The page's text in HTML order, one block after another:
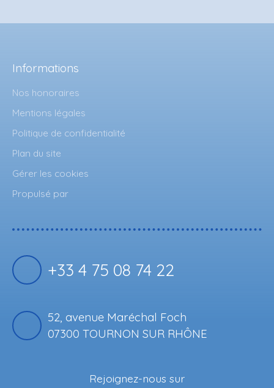
Informations
Nos honoraires
Mentions légales
Politique de confidentialité
Plan du site
Gérer les cookies
Propulsé par
+33 4 75 08 74 22
52, avenue Maréchal Foch
07300 TOURNON SUR RHÔNE
Rejoignez-nous sur